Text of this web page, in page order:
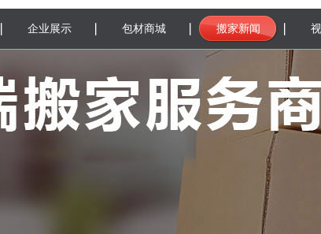
企业展示 包材商城 搬家新闻